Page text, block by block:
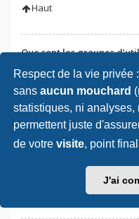
Respect de la vie privée
sansaucun mouchard
statistiques, ni analyses,
permettent juste
de votrevisite, point
J'ai
Haut
Que sont les groupes
Les groupes d’utilisateurs
administrateurs du forum
Chaque utilisateur peut
chaque groupe peut
facilite les tâches aux
permissions de plusieurs
encore leur accorder des
donner accès à un forum